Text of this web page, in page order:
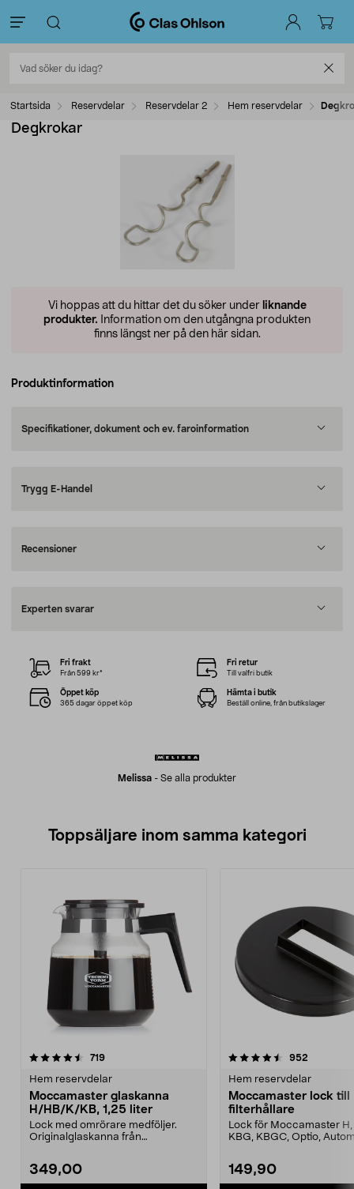
Startsida Reservdelar Reservdelar 2 Hem reservdelar
Degkrokar
Vi hoppas att du hittar det du söker under liknande
produkter. Information om den utgångna produkten
finns längst ner på den här sidan.
Produktinformation
Specifikationer, dokument och ev. faroinformation
Trygg E-Handel
Recensioner
Experten svarar
Melissa - Se alla produkter
Fri frakt
Från 599 kr*
Fri retur
Till valfri butik
Öppet köp
365 dagar öppet köp
Hämta i butik
Beställ online, från butikslager
Toppsäljare inom samma kategori
719recensioner
Hem reservdelar
Moccamaster glaskanna
H/HB/K/KB, 1,25 liter
Lock med omrörare medföljer.
Originalglaskanna från
349,00
4.5 av 5 stjärnor 952
Hem reservdelar
Moccamaster lock till
filterhållare
Lock för Moccamaster H,
KBG, KBGC, Optio,
149,90
4.5 av 5 stjärnor